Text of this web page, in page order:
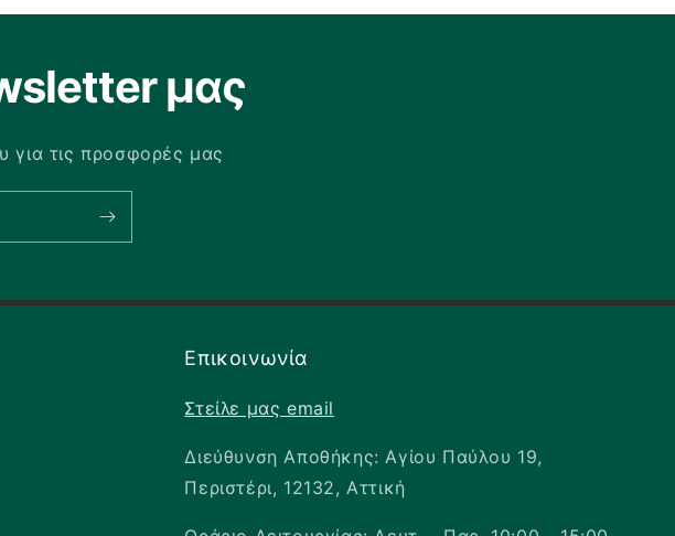
μας
τις προσφορές μας
Επικοινωνία
Στείλε μας email
Διεύθυνση Αποθήκης: Αγίου Παύλου 19,
Περιστέρι, 12132, Αττική